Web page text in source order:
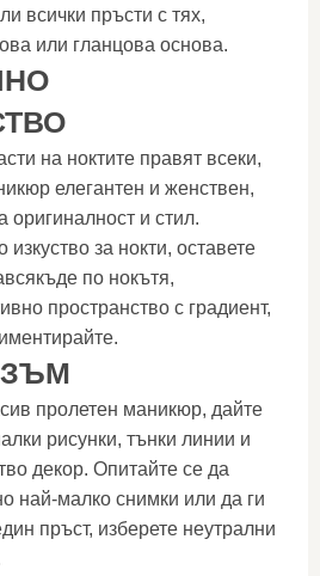
всички пръсти с тях,
или гланцова основа.
на ноктите правят всеки,
елегантен и женствен,
оригиналност и стил.
изкуство за нокти, оставете
по нокътя,
пространство с градиент,
пролетен маникюр, дайте
рисунки, тънки линии и
декор. Опитайте се да
най-малко снимки или да ги
пръст, изберете неутрални